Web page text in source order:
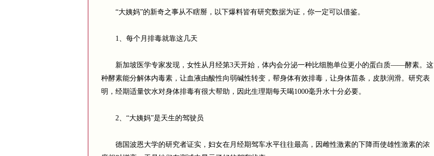
“大姨妈”的新奇之事从不瞎掰，以下爆料皆有研究数据为证，你一定可以借鉴。
1、每个月排毒就靠这几天
新加坡医学专家发现，女性从月经第3天开始，体内会分泌一种比细胞单位更小的蛋白质——酵素。这
种酵素能分解体内毒素，让血液由酸性向弱碱性转变，帮身体有效排毒，让身体苗条，皮肤润滑。研究表
明，经期适量饮水对身体排毒有很大帮助，因此生理期每天喝1000毫升水十分必要。
2、“大姨妈”是天生的驾驶员
德国波恩大学的研究者证实，妇女在月经期驾车水平往往最高，因雌性激素的下降而使雄性激素的浓